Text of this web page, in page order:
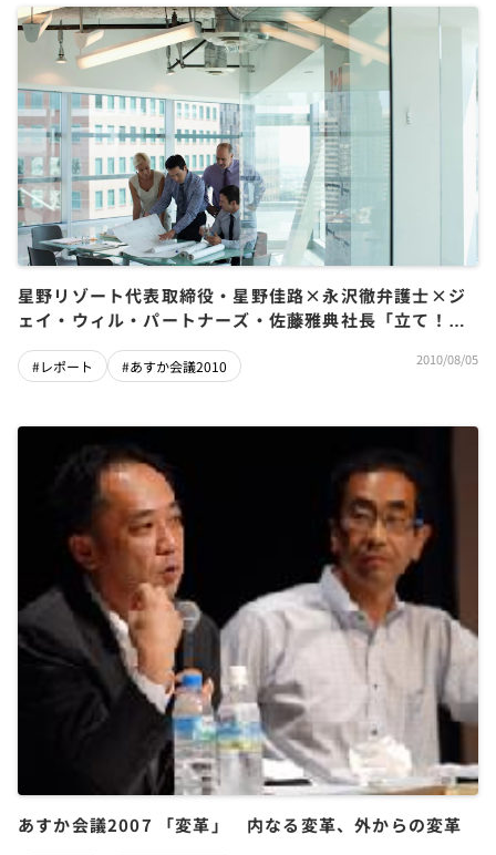
星野リゾート代表取締役・星野佳路×永沢徹弁護士×ジ
ェイ・ウィル・パートナーズ・佐藤雅典社長「立て！日
2010）
#レポート #あすか会議2010 2010/08/05
あすか会議2007 「変革」 内なる変革、外からの変革